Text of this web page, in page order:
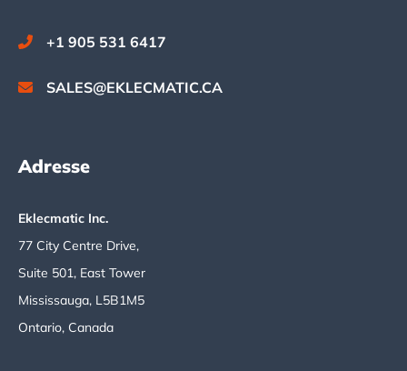
+1 905 531 6417
SALES@EKLECMATIC.CA
Adresse
Eklecmatic Inc.
77 City Centre Drive,
Suite 501, East Tower
Mississauga, L5B1M5
Ontario, Canada